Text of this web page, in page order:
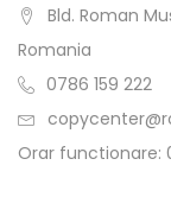
Bld. Roman
Romania
0786 159 222
Orar functionare: